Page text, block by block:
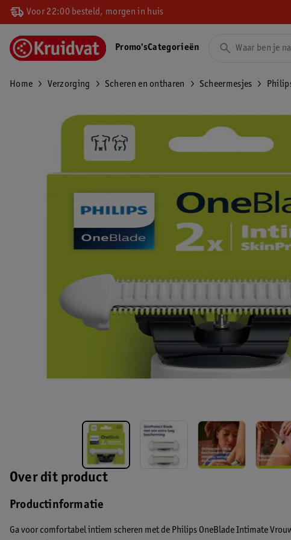
Voor 22:00 besteld, morgen in huis
Promo'sCategorieën
Home Verzorging Scheren en ontharen Scheermesjes
Over dit product
Productinformatie
Ga voor comfortabel intiem scheren met de Philips OneBlade Intimate